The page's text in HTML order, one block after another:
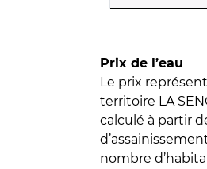
Prix de l’eau
Le prix
territoire LA
calculé à partir
nombre